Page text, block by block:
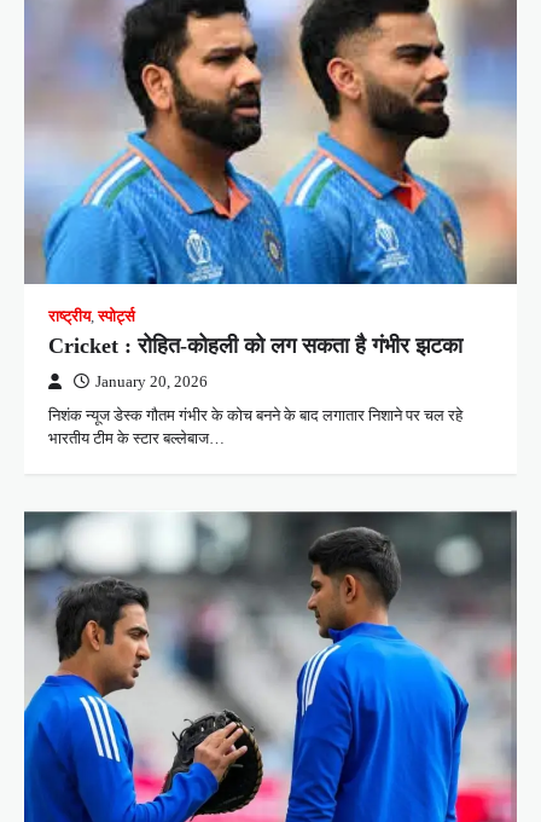
राष्ट्रीय,स्पोर्ट्स
Cricket : रोहित-कोहली को लग सकता है गंभीर झटका
January 20, 2026
निशंक न्यूज डेस्क गौतम गंभीर के कोच बनने के बाद लगातार निशाने पर चल रहे
भारतीय टीम के स्टार बल्लेबाज…